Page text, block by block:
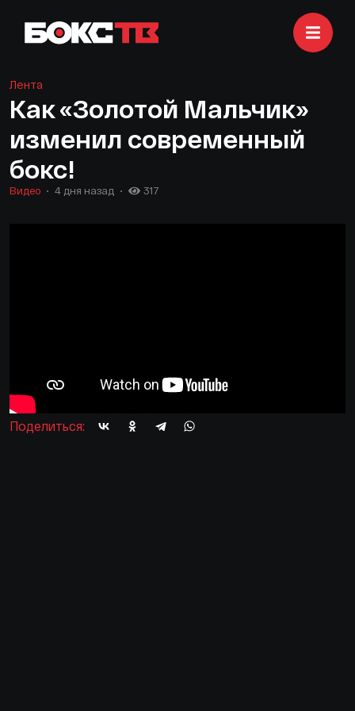
Лента
Как «Золотой Мальчик»
изменил современный
бокс!
Видео 4 дня назад 317
Поделиться: